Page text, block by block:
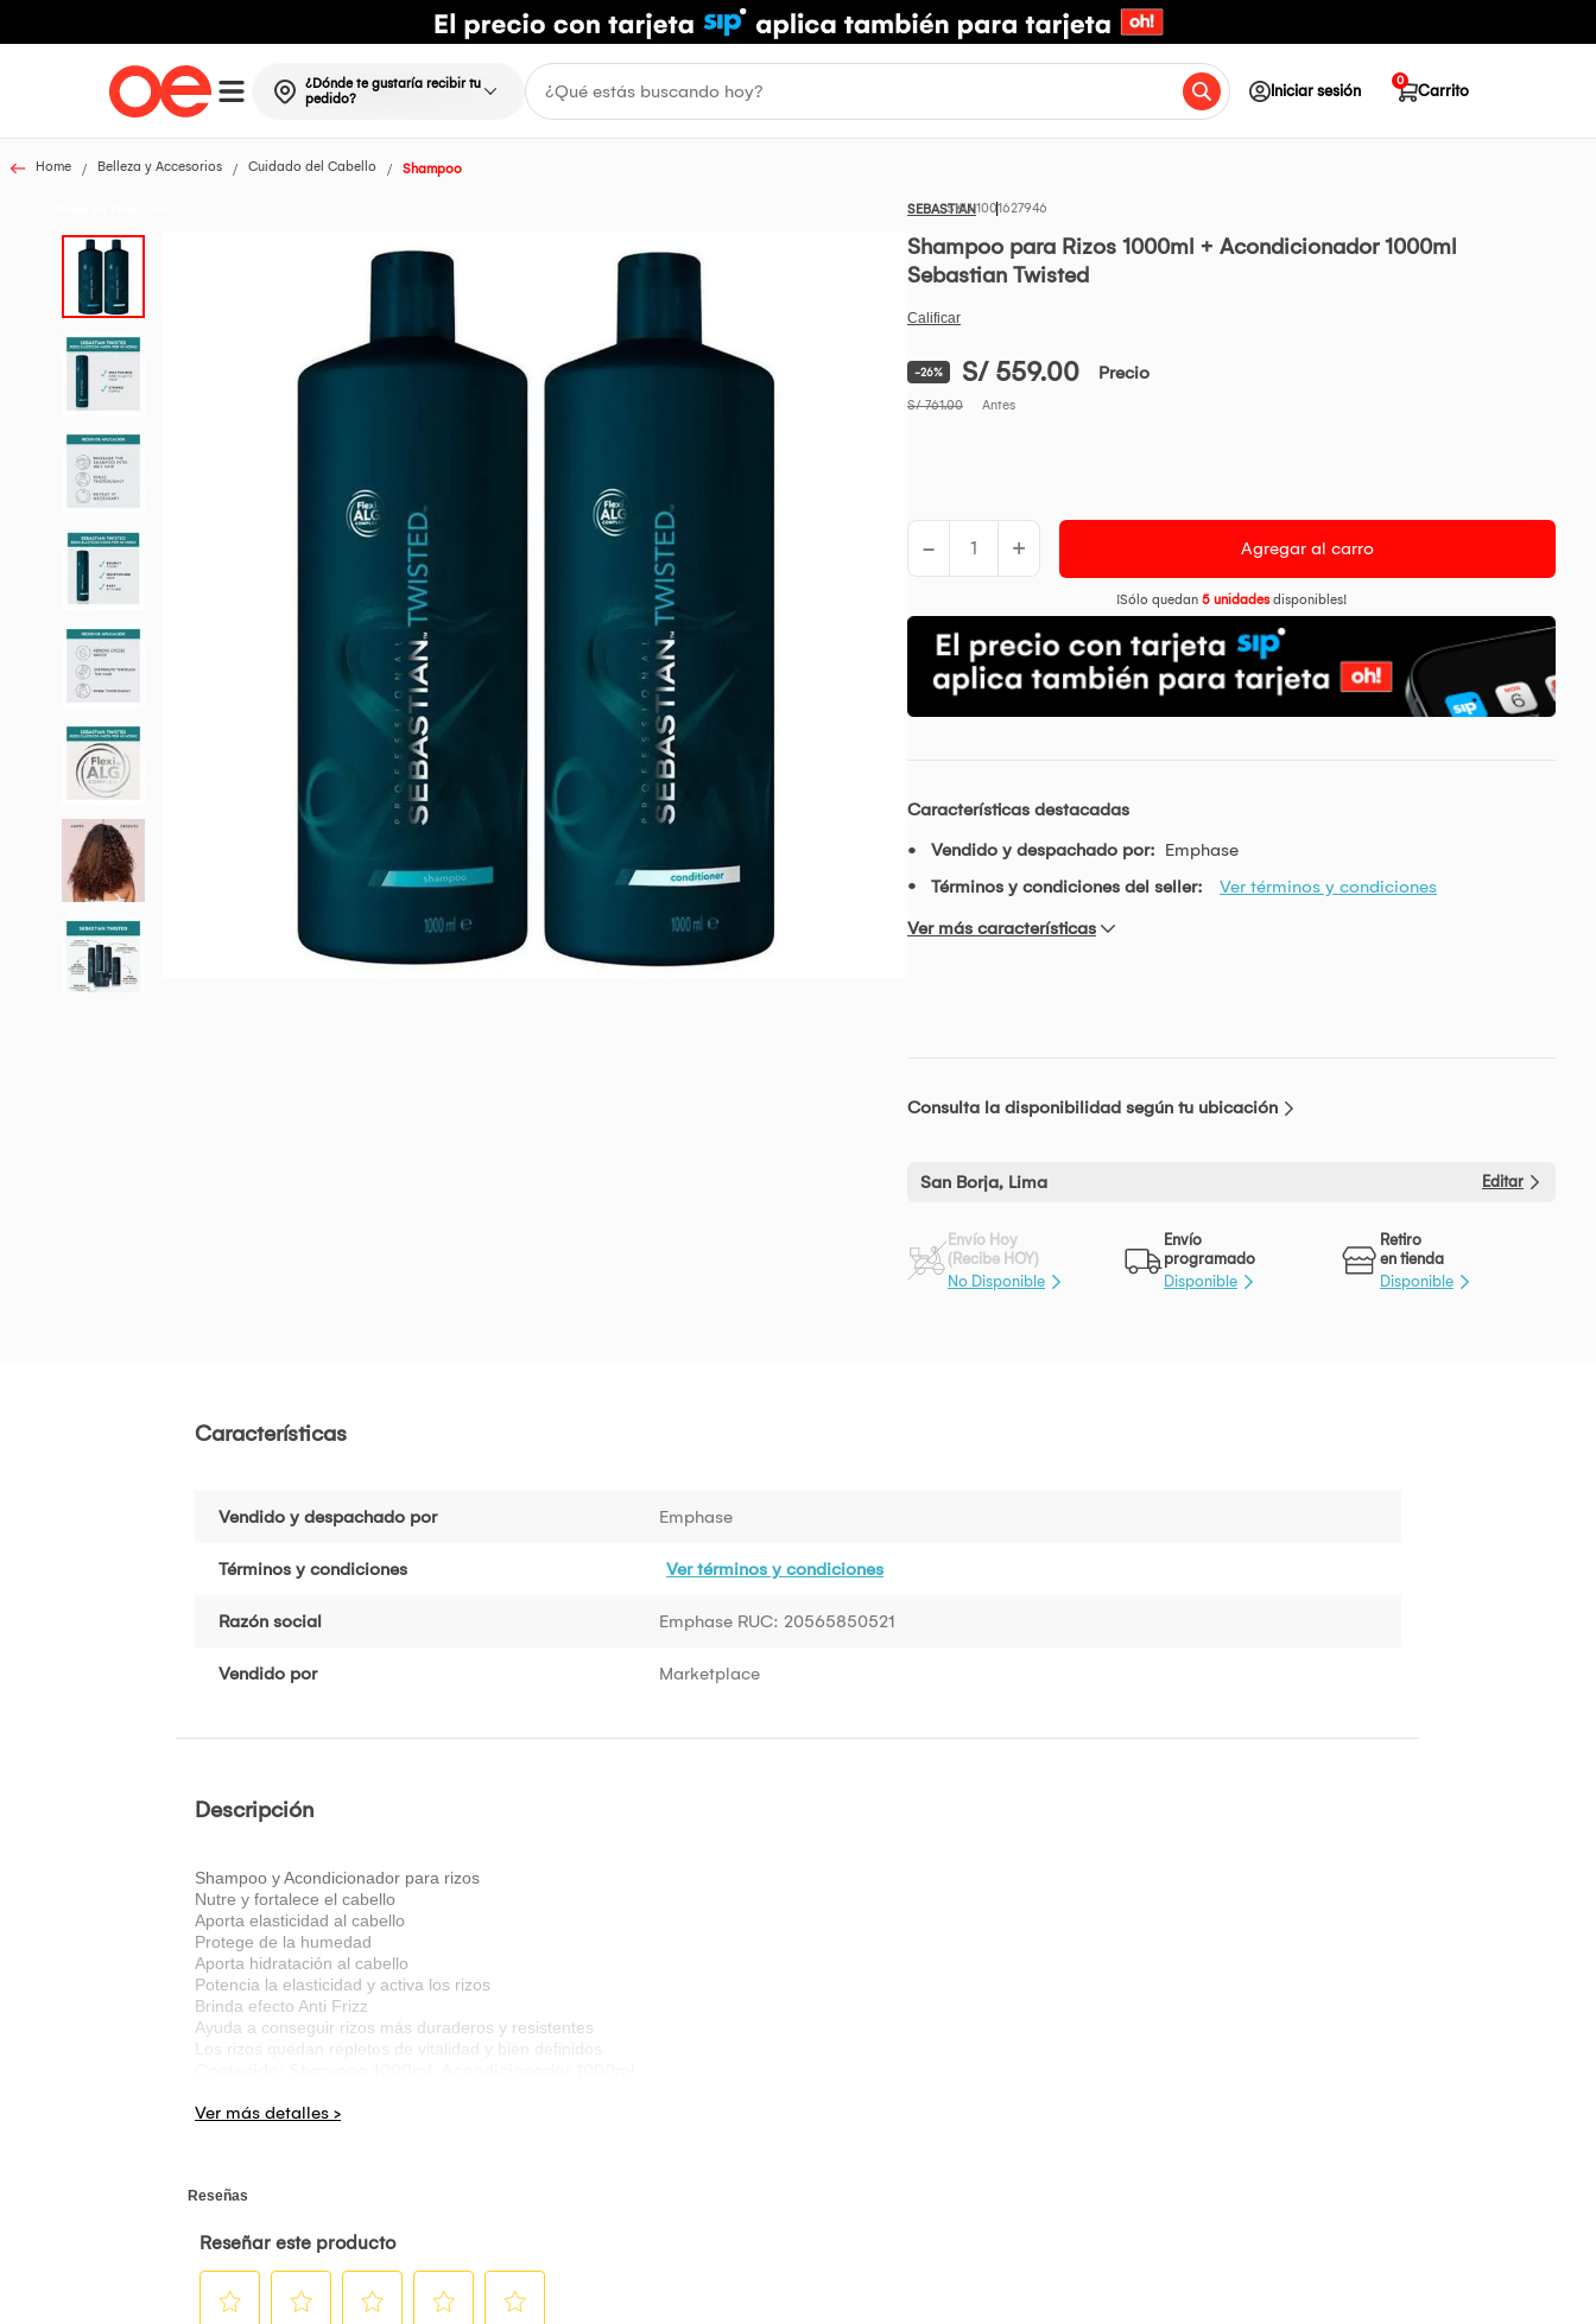
¿Dónde te gustaría recibir tu
pedido?
Iniciar sesión Carrito
0
Home Belleza y Accesorios Cuidado del Cabello Shampoo
SEBASTIAN1001627946
Shampoo para Rizos 1000ml + Acondicionador 1000ml
Sebastian Twisted
-26% S/ 559.00 Precio
S/ 761.00 Antes
- + Agregar al carro
¡Sólo quedan 5 unidadesdisponibles!
Características destacadas
Vendido y despachado por: Emphase
Términos y condiciones del seller:
Ver términos y condiciones
Ver más características
Consulta la disponibilidad según tu ubicación
San Borja, Lima Editar
Envío Hoy
(Recibe HOY)
No Disponible
Envío
programado
Disponible
Retiro
en tienda
Disponible
Características
Vendido y despachado por Emphase
Términos y condiciones Ver términos y condiciones
Razón social Emphase RUC: 20565850521
Vendido por Marketplace
Descripción
Shampoo y Acondicionador para rizos
Nutre y fortalece el cabello
Aporta elasticidad al cabello
Protege de la humedad
Aporta hidratación al cabello
Potencia la elasticidad y activa los rizos
Brinda efecto Anti Frizz
Ayuda a conseguir rizos más duraderos y resistentes
Los rizos quedan repletos de vitalidad y bien definidos